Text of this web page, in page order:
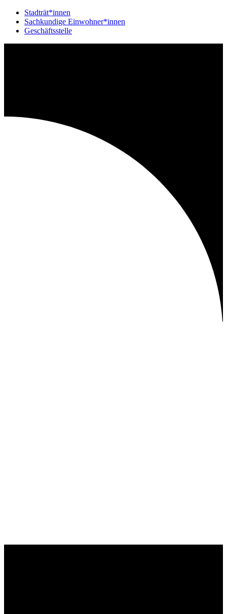
Stadträt*innen
Sachkundige Einwohner*innen
Geschäftsstelle